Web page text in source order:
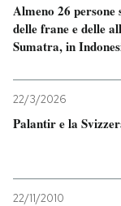
PODCAST
I MIEI
SHOP
Almeno 26 persone
delle frane e delle
Sumatra, in
22/3/2026
Palantir e la
22/11/2010